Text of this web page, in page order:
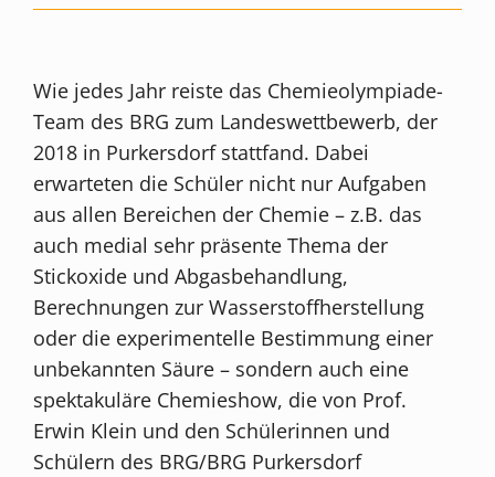
Wie jedes Jahr reiste das Chemieolympiade-
Team des BRG zum Landeswettbewerb, der
2018 in Purkersdorf stattfand. Dabei
erwarteten die Schüler nicht nur Aufgaben
aus allen Bereichen der Chemie – z.B. das
auch medial sehr präsente Thema der
Stickoxide und Abgasbehandlung,
Berechnungen zur Wasserstoffherstellung
oder die experimentelle Bestimmung einer
unbekannten Säure – sondern auch eine
spektakuläre Chemieshow, die von Prof.
Erwin Klein und den Schülerinnen und
Schülern des BRG/BRG Purkersdorf